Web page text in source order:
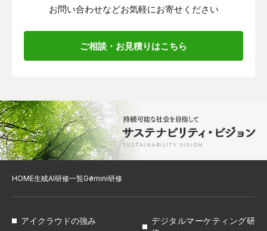
お問い合わせなどお気軽にお寄せください
ご相談・お見積りはこちら
HOME生成AI研修一覧Gemini研修
アイクラウドの強み
デジタルマーケティング研